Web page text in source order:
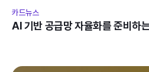
카드뉴스
AI 기반 공급망 자율화를 준비하